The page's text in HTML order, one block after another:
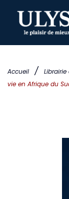
Accueil /
vie en Afrique du